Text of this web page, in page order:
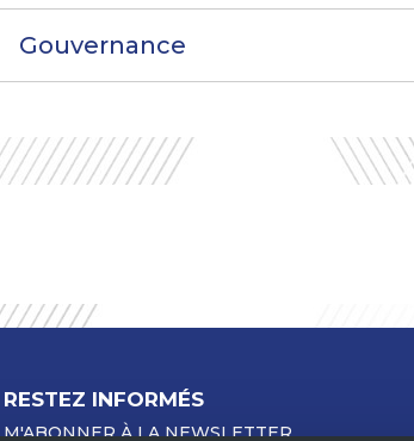
Gouvernance
RESTEZ INFORMÉS
M'ABONNER À LA NEWSLETTER